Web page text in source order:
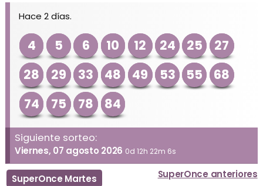
Hace 2 días.
4 5 6 10 12 24 25
27
28
29 33 48 49 53 55
68
74
75 78 84
Siguiente sorteo:
Viernes, 07 agosto 2026 0d 12h 22m 6s
SuperOnce Martes SuperOnce anteriores